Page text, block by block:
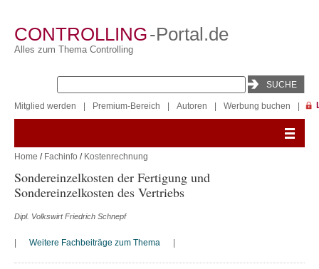
CONTROLLING-Portal.de
Alles zum Thema Controlling
Mitglied werden Premium-Bereich Autoren Werbung buchen
Home / Fachinfo / Kostenrechnung
Sondereinzelkosten der Fertigung und
Sondereinzelkosten des Vertriebs
Dipl. Volkswirt Friedrich Schnepf
Weitere Fachbeiträge zum Thema